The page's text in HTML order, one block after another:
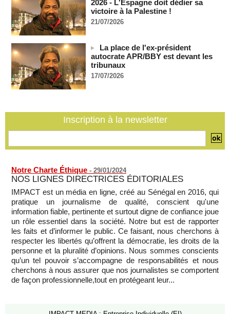
records en Europe
06/08/2026 -
Soudan du Sud : Les avocats de Riek Machar sollicitent un
06/08/2026 -
France-Algérie: l'affaire Mehdi Laribi relance la coopération
policière contre le narcotrafic
06/08/2026 -
06/08/2026 -
2026 - L'Espagne doit dédier sa
victoire à la Palestine !
21/07/2026
La place de l'ex-président
autocrate APR/BBY est devant les
tribunaux
17/07/2026
Inscription à la newsletter
Notre Charte Éthique - 29/01/2024
NOS LIGNES DIRECTRICES ÉDITORIALES
IMPACT est un média en ligne, créé au Sénégal en 2016, qui
pratique un journalisme de qualité, conscient qu'une
information fiable, pertinente et surtout digne de confiance joue
un rôle essentiel dans la société. Notre but est de rapporter
les faits et d’informer le public. Ce faisant, nous cherchons à
respecter les libertés qu’offrent la démocratie, les droits de la
personne et la pluralité d’opinions. Nous sommes conscients
qu’un tel pouvoir s’accompagne de responsabilités et nous
cherchons à nous assurer que nos journalistes se comportent
de façon professionnelle,tout en protégeant leur...